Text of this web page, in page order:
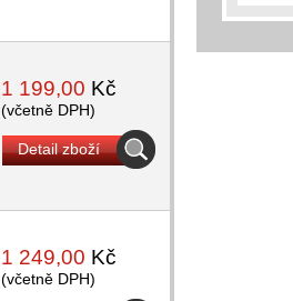
1 199,00 Kč
(včetně DPH)
Detail zboží
1 249,00 Kč
(včetně DPH)